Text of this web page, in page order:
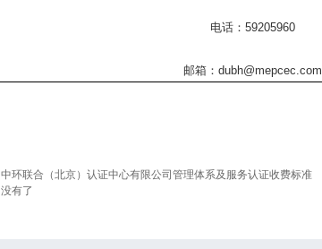
电话： 59205960
邮箱： dubh@mepcec.com
中环联合（北京）认证中心有限公司管理体系及服务认证收费标准
没有了